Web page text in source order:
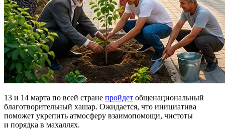
13 и 14 марта по всей стране пройдет общенациональный
благотворительный хашар. Ожидается, что инициатива
поможет укрепить атмосферу взаимопомощи, чистоты
и порядка в махаллях.